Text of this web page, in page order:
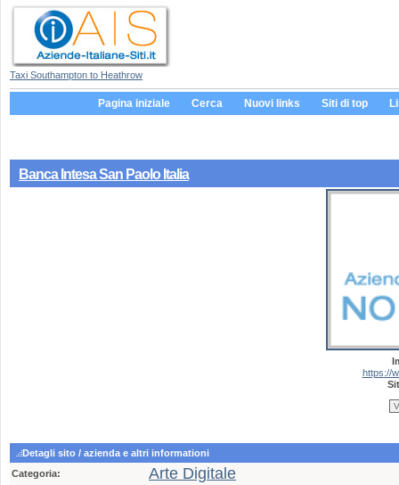
Taxi Southampton to Heathrow
Pagina iniziale Cerca Nuovi links Siti di top
Banca Intesa San Paolo Italia
https://
Detagli sito / azienda e altri informationi
Categoria:
Arte Digitale